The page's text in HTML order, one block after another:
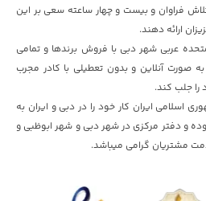
فراوان و بیست و چهار ساعته سعی بر این
ارائه دهند.
عربی شهر دبی با فروش برندها و تمامی
به صورت آنلاین و بدون تعطیلی با کادر مجرب
را جلب کند.
اسلامی ایران کار خود را در دبی و ایران به
در سال ٢٠١۷ آغاز نموده و دفتر مرکزی در شهر دبی و شهر ابوظبی و
مشتریان گرامی میباشد.